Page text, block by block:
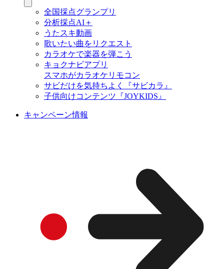
全国採点グランプリ
分析採点AI＋
うたスキ動画
歌いたい曲をリクエスト
カラオケで楽器を弾こう
キョクナビアプリ
スマホがカラオケリモコン
サビだけを気持ちよく『サビカラ』
子供向けコンテンツ『JOYKIDS』
キャンペーン情報